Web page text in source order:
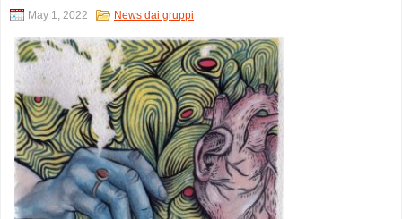
May 1, 2022 News dai gruppi